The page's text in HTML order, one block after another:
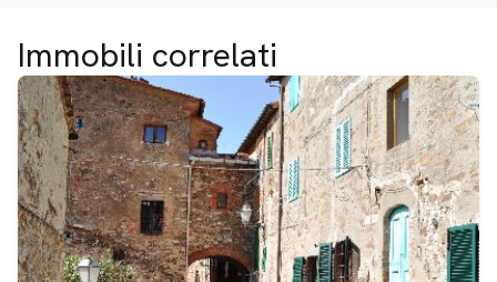
Immobili correlati